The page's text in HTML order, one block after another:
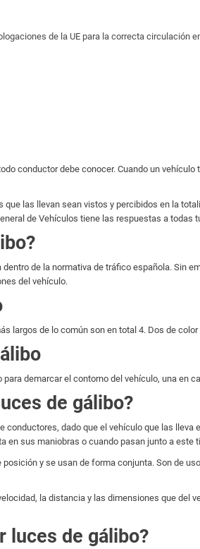
de la UE para la correcta circulación
conductor debe conocer. Cuando un
las llevan sean vistos y percibidos en la
de Vehículos tiene las respuestas a todas
de la normativa de tráfico española. Sin
del vehículo.
largos de lo común son en total 4. Dos de
demarcar el contorno del vehículo, una en
de gálibo?
conductores, dado que el vehículo que las
en sus maniobras o cuando pasan junto a este
y se usan de forma conjunta. Son de
la distancia y las dimensiones que
luces de gálibo?